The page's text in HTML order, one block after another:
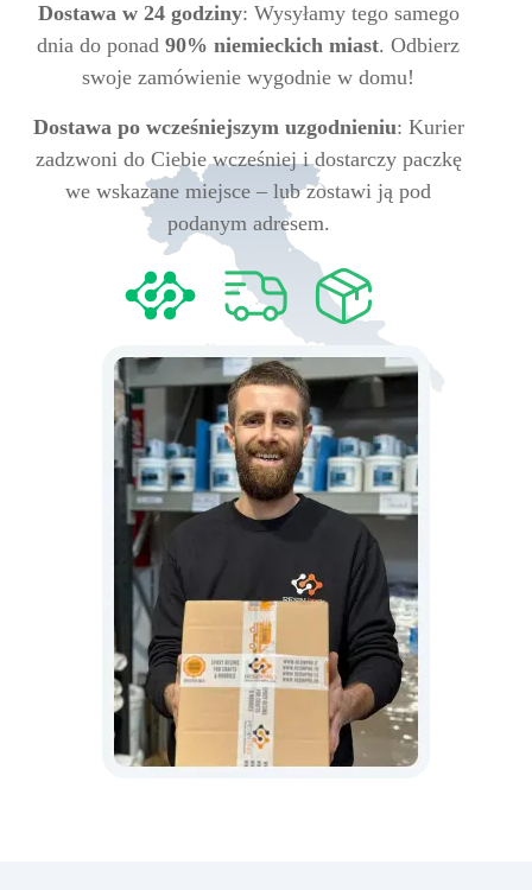
Dostawa w 24 godziny: Wysyłamy tego samego
dnia do ponad 90% niemieckich miast. Odbierz
swoje zamówienie wygodnie w domu!
Dostawa po wcześniejszym uzgodnieniu: Kurier
zadzwoni do Ciebie wcześniej i dostarczy paczkę
we wskazane miejsce – lub zostawi ją pod
podanym adresem.